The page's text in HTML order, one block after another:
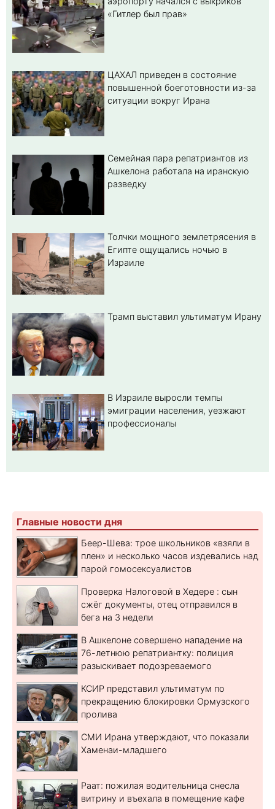
«Гитлер был прав»
ЦАХАЛ приведен в состояние
повышенной боеготовности из-за
ситуации вокруг Ирана
Семейная пара репатриантов из
Ашкелона работала на иранскую
разведку
Толчки мощного землетрясения в
Египте ощущались ночью в
Израиле
Трамп выставил ультиматум Ирану
В Израиле выросли темпы
эмиграции населения, уезжают
профессионалы
Главные новости дня
Беер-Шева: трое школьников «взяли в
плен» и несколько часов издевались над
парой гомосексуалистов
Проверка Налоговой в Хедере : сын
сжёг документы, отец отправился в
бега на 3 недели
В Ашкелоне совершено нападение на
76-летнюю репатриантку: полиция
разыскивает подозреваемого
КСИР представил ультиматум по
прекращению блокировки Ормузского
пролива
СМИ Ирана утверждают, что показали
Хаменаи-младшего
Раат: пожилая водительница снесла
витрину и въехала в помещение кафе